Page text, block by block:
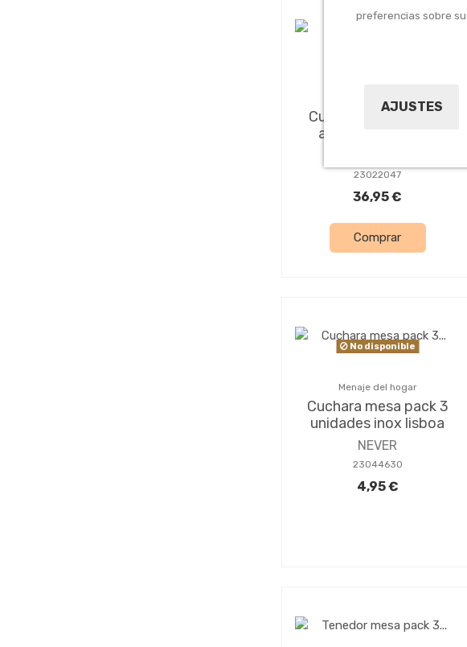
preferencias sobre
AJUSTES
Cuberteria 24 piezas
acero inox europa
23022047
36,95 €
Comprar
No disponible
Menaje del hogar
Cuchara mesa pack 3
unidades inox lisboa
NEVER
23044630
4,95 €